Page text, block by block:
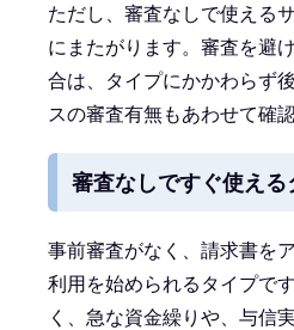
ただし、審査なしで使える
にまたがります。審査を避
合は、タイプにかかわらず
スの審査有無もあわせて確
審査なしですぐ使える
事前審査がなく、請求書を
利用を始められるタイプで
く、急な資金繰りや、与信